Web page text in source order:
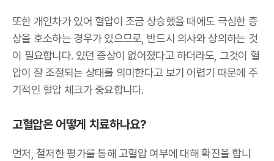
또한 개인차가 있어 혈압이 조금 상승했을 때에도 극심한 증
상을 호소하는 경우가 있으므로, 반드시 의사와 상의하는 것
이 필요합니다. 있던 증상이 없어졌다고 하더라도, 그것이 혈
압이 잘 조절되는 상태를 의미한다고 보기 어렵기 때문에 주
기적인 혈압 체크가 중요합니다.
고혈압은 어떻게 치료하나요?
먼저, 철저한 평가를 통해 고혈압 여부에 대해 확진을 합니